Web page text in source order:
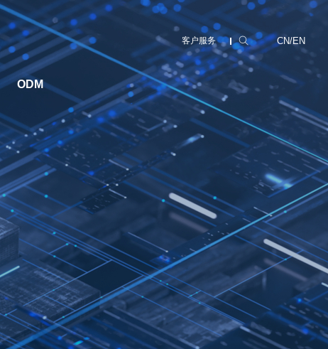
ODM
客户服务 CN/EN